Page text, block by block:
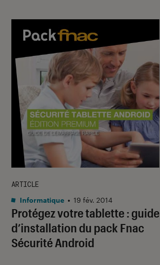
Protégez votre tablette : guide
d’installation du pack Fnac
Sécurité Android
ARTICLE
Informatique • 19 fév. 2014